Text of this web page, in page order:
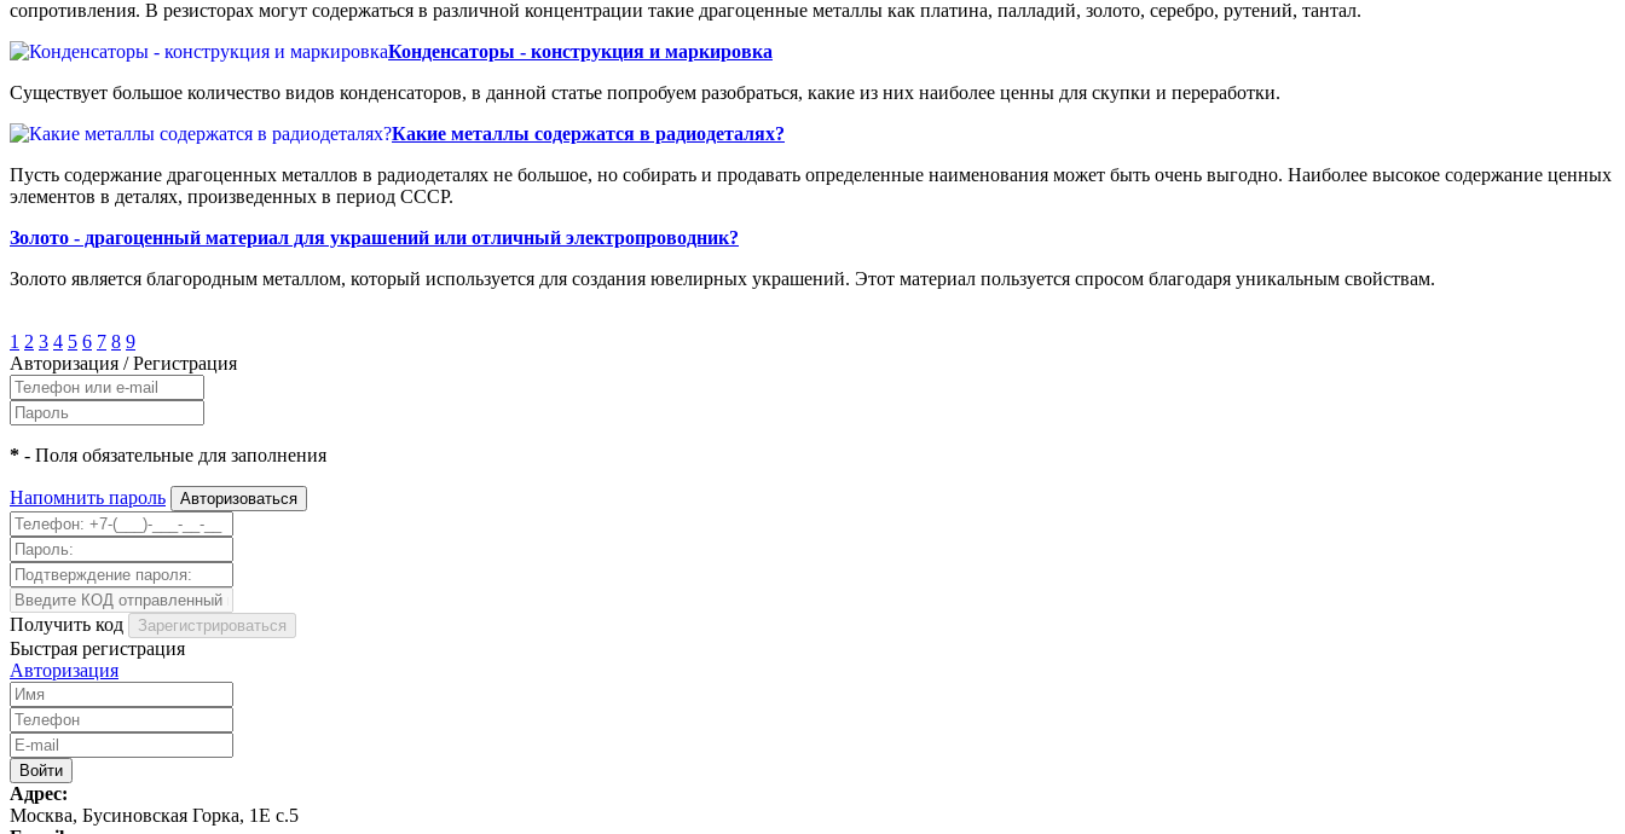
сопротивления. В резисторах могут содержаться в различной концентрации такие драгоценные металлы как платина, палладий, золото, серебро, рутений, тантал.
Конденсаторы - конструкция и маркировка
Существует большое количество видов конденсаторов, в данной статье попробуем разобраться, какие из них наиболее ценны для скупки и переработки.
Какие металлы содержатся в радиодеталях?
Пусть содержание драгоценных металлов в радиодеталях не большое, но собирать и продавать определенные наименования может быть очень выгодно. Наиболее высокое содержание ценных
элементов в деталях, произведенных в период СССР.
Золото - драгоценный материал для украшений или отличный электропроводник?
Золото является благородным металлом, который используется для создания ювелирных украшений. Этот материал пользуется спросом благодаря уникальным свойствам.
1 2 3 4 5 6 7 8 9
Авторизация /Регистрация
* - Поля обязательные для заполнения
Напомнить пароль
Получить код
Быстрая регистрация
Авторизация
Адрес:
Москва, Бусиновская Горка, 1Е с.5